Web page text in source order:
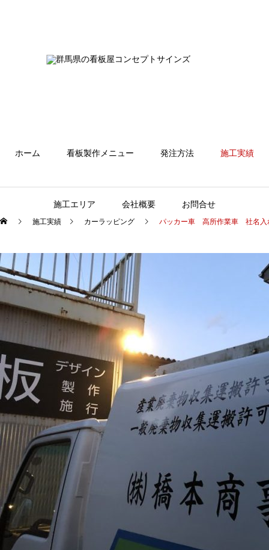
ホーム 看板製作メニュー 発注方法 施工実績
施工エリア 会社概要 お問合せ
施工実績 カーラッピング パッカー車 高所作業車 社名入